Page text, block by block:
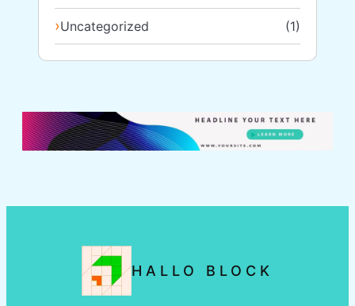
Uncategorized (1)
HALLO BLOCK